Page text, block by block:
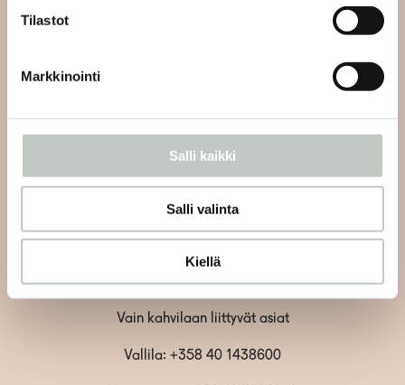
Tilastot
Markkinointi
Salli kaikki
Salli valinta
Kiellä
Lähetämme sinulle vastauksen viestiisi 48 tunnin sisällä
ja viikonlopun aikana tuleviin viesteihin seuraavien
arkipäivien aikana.
info@roots.fitai whatsapp-viestillä+358 50 5486084
Kahvilan asiakaspalvelu:
Vain kahvilaan liittyvät asiat
Vallila: +358 40 1438600